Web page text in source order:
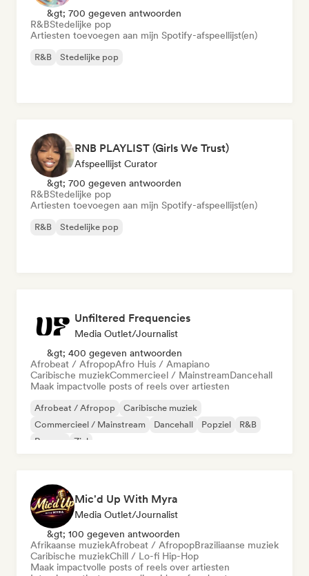
&gt; 700 gegeven antwoorden
R&BStedelijke pop
Artiesten toevoegen aan mijn Spotify-afspeellijst(en)
R&B Stedelijke pop
RNB PLAYLIST (Girls We Trust)
Afspeellijst Curator
&gt; 700 gegeven antwoorden
R&BStedelijke pop
Artiesten toevoegen aan mijn Spotify-afspeellijst(en)
R&B Stedelijke pop
Unfiltered Frequencies
Media Outlet/Journalist
&gt; 400 gegeven antwoorden
Afrobeat / AfropopAfro Huis / Amapiano
Caribische muziekCommercieel / MainstreamDancehall
Maak impactvolle posts of reels over artiesten
Afrobeat / Afropop
Caribische muziek
Commercieel / Mainstream
Dancehall Popziel
R&B
Reggae
Ziel
Mic'd Up With Myra
Media Outlet/Journalist
&gt; 100 gegeven antwoorden
Afrikaanse muziekAfrobeat / AfropopBraziliaanse muziek
Caribische muziekChill / Lo-fi Hip-Hop
Maak impactvolle posts of reels over artiesten